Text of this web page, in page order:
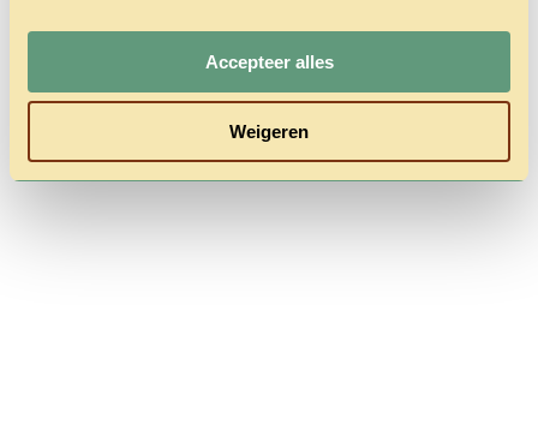
Accepteer alles
Weigeren